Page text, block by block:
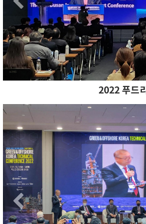
2022 푸드
Previous
Previous